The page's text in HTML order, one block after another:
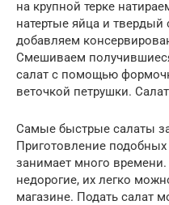
на крупной терке
натертые яйца и
добавляем
Смешиваем
салат с помощью
веточкой петрушки.
Самые быстрые салаты
Приготовление
занимает много
недорогие, их легко
магазине. Подать салат